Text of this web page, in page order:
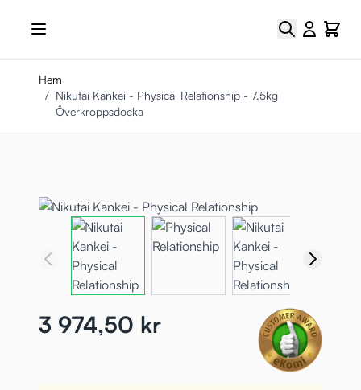
Sök
Cart
Hem
/ Nikutai Kankei - Physical Relationship - 7.5kg
Överkroppsdocka
3 974,50 kr